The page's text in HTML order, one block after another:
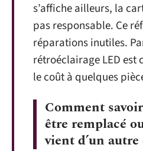
s’affiche ailleurs, la
pas responsable. Ce
réparations inutiles.
rétroéclairage LED
le coût à quelques
Comment
être remplacé
vient d’un